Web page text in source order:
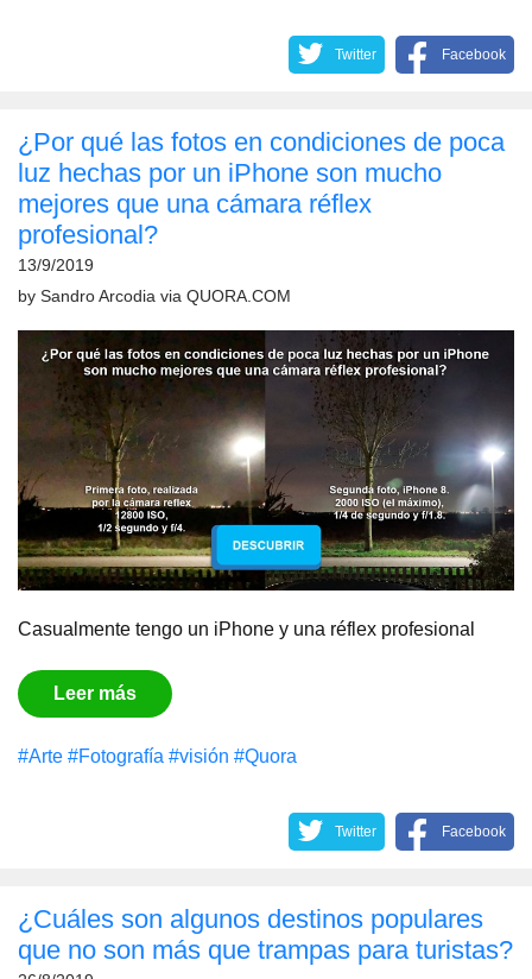
Twitter Facebook
¿Por qué las fotos en condiciones de poca
luz hechas por un iPhone son mucho
mejores que una cámara réflex
profesional?
13/9/2019
by Sandro Arcodia via QUORA.COM
Casualmente tengo un iPhone y una réflex profesional
Leer más
#Arte #Fotografía #visión #Quora
Twitter Facebook
¿Cuáles son algunos destinos populares
que no son más que trampas para turistas?